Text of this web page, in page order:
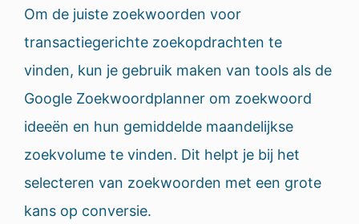
Om de juiste zoekwoorden voor
transactiegerichte zoekopdrachten te
vinden, kun je gebruik maken van tools als de
Google Zoekwoordplanner om zoekwoord
ideeën en hun gemiddelde maandelijkse
zoekvolume te vinden. Dit helpt je bij het
selecteren van zoekwoorden met een grote
kans op conversie.